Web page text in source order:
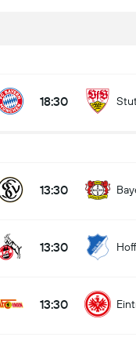
18:30
13:30
13:30
13:30
đấu (2.5)
Kèo trên